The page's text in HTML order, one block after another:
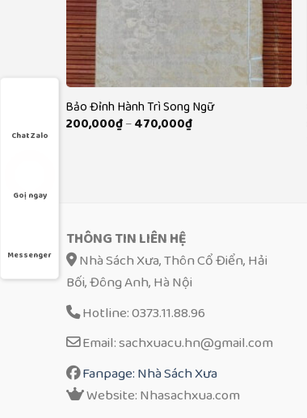
Bảo Đỉnh Hành Trì Song Ngữ
200,000₫–470,000₫Khoảng
giá:
THÔNG TIN LIÊN HỆ
Nhà Sách Xưa, Thôn Cổ Điển, Hải
Bối, Đông Anh, Hà Nội
Hotline: 0373.11.88.96
Email: sachxuacu.hn@gmail.com
Fanpage: Nhà Sách Xưa
Website: Nhasachxua.com
Chat Zalo
Goị ngay
Messenger